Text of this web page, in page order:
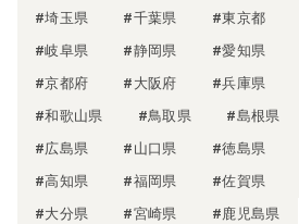
#埼玉県
#千葉県 #東京都
#岐阜県
#静岡県 #愛知県
#京都府
#大阪府 #兵庫県
#和歌山県
#鳥取県 #島根県
#広島県
#山口県 #徳島県
#高知県
#福岡県 #佐賀県
#大分県
#宮崎県 #鹿児島県